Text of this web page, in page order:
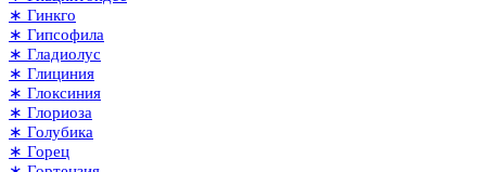
∗ Гинкго
∗ Гипсофила
∗ Гладиолус
∗ Глициния
∗ Глоксиния
∗ Глориоза
∗ Голубика
∗ Горец